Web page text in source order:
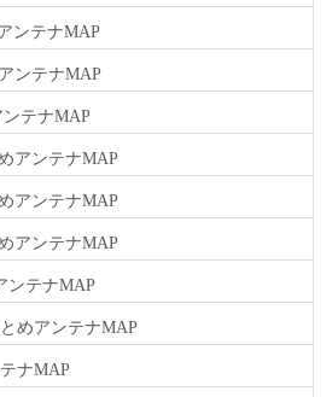
ンテナMAP
ンテナMAP
テナMAP
アンテナMAP
アンテナMAP
アンテナMAP
ンテナMAP
めアンテナMAP
ナMAP